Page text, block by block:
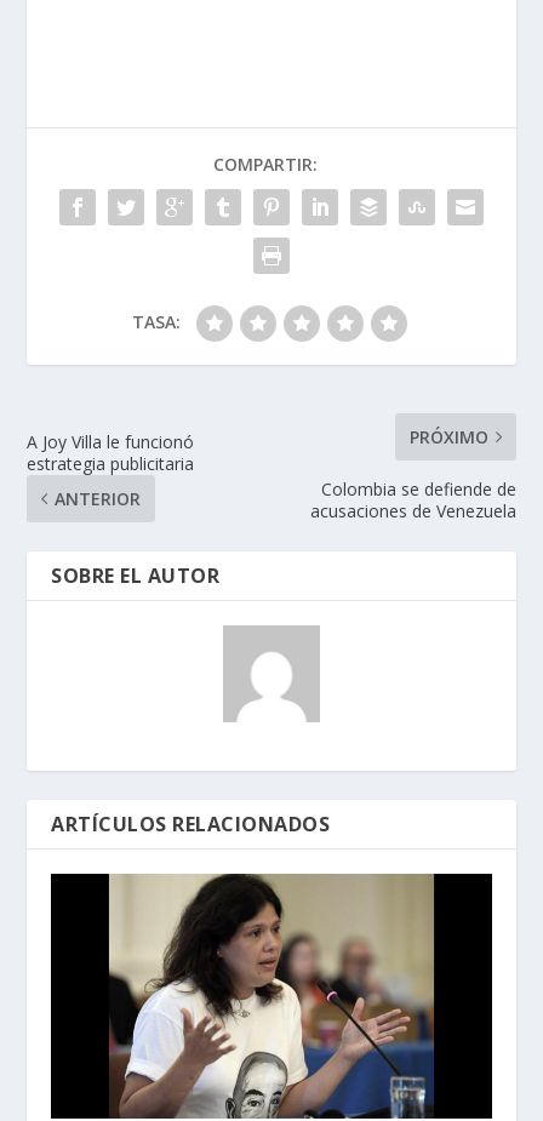
COMPARTIR:
TASA:
A Joy Villa le funcionó
estrategia publicitaria
ANTERIOR
PRÓXIMO
Colombia se defiende de
acusaciones de Venezuela
SOBRE EL AUTOR
ARTÍCULOS RELACIONADOS